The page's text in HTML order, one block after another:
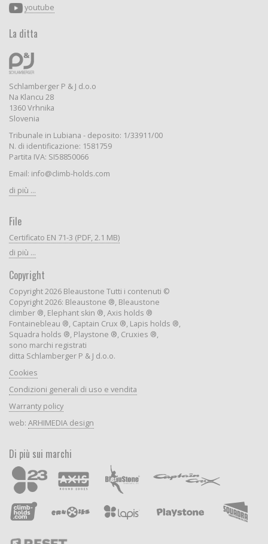
youtube
La ditta
Schlamberger P & J d.o.o
Na Klancu 28
1360 Vrhnika
Slovenia
Tribunale in Lubiana - deposito: 1/33911/00
N. di identificazione: 1581759
Partita IVA: SI58850066
Email: info@climb-holds.com
di più ...
File
Certificato EN 71-3 (PDF, 2.1 MB)
di più ...
Copyright
Copyright 2026 Bleaustone Tutti i contenuti ©
Copyright 2026: Bleaustone ®, Bleaustone
climber ®, Elephant skin ®, Axis holds ®
Fontainebleau ®, Captain Crux ®, Lapis holds ®,
Squadra holds ®, Playstone ®, Cruxies ®,
sono marchi registrati
ditta Schlamberger P & J d.o.o.
Cookies
Condizioni generali di uso e vendita
Warranty policy
web: ARHIMEDIA design
Di più sui marchi